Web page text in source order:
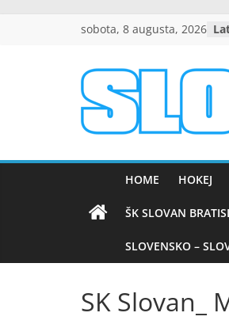
sobota, 8 augusta, 2026
HOME HOKEJ
ŠK SLOVAN
SLOVENSKO –
SK Slovan_